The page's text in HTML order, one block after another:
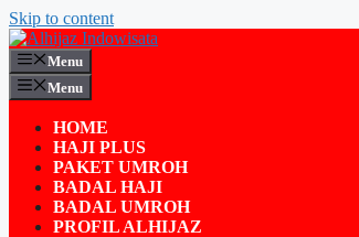
Skip to content
Menu
Menu
HOME
HAJI PLUS
PAKET UMROH
BADAL HAJI
BADAL UMROH
PROFIL ALHIJAZ